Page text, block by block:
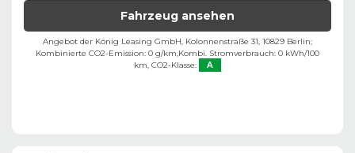
Fahrzeug ansehen
Angebot der König Leasing GmbH, Kolonnenstraße 31, 10829 Berlin;
Kombinierte CO2-Emission: 0 g/km,Kombi. Stromverbrauch: 0 kWh/100
km, CO2-Klasse: A